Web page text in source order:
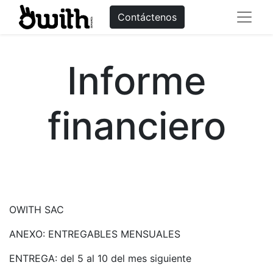
Contáctenos
Informe
financiero
OWITH SAC
ANEXO: ENTREGABLES MENSUALES
ENTREGA: del 5 al 10 del mes siguiente